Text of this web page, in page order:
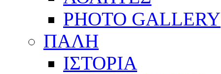
PHOTO GALLERY
ΠΑΛΗ
ΙΣΤΟΡΙΑ